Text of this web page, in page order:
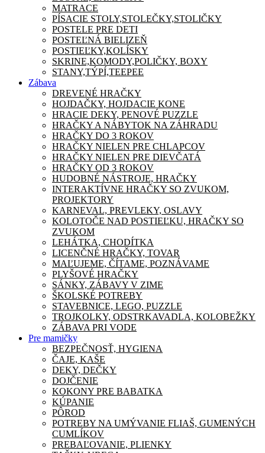
MATRACE
PÍSACIE STOLY,STOLEČKY,STOLIČKY
POSTELE PRE DETI
POSTEĽNÁ BIELIZEŇ
POSTIEĽKY,KOLÍSKY
SKRINE,KOMODY,POLIČKY, BOXY
STANY,TÝPÍ,TEEPEE
Zábava
DREVENÉ HRAČKY
HOJDAČKY, HOJDACIE KONE
HRACIE DEKY, PENOVÉ PUZZLE
HRAČKY A NÁBYTOK NA ZÁHRADU
HRAČKY DO 3 ROKOV
HRAČKY NIELEN PRE CHLAPCOV
HRAČKY NIELEN PRE DIEVČATÁ
HRAČKY OD 3 ROKOV
HUDOBNÉ NÁSTROJE, HRAČKY
INTERAKTÍVNE HRAČKY SO ZVUKOM,
PROJEKTORY
KARNEVAL, PREVLEKY, OSLAVY
KOLOTOČE NAD POSTIEĽKU, HRAČKY SO
ZVUKOM
LEHÁTKA, CHODÍTKA
LICENČNÉ HRAČKY, TOVAR
MAĽUJEME, ČÍTAME, POZNÁVAME
PLYŠOVÉ HRAČKY
SÁNKY, ZÁBAVY V ZIME
ŠKOLSKÉ POTREBY
STAVEBNICE, LEGO, PUZZLE
TROJKOLKY, ODSTRKAVADLA, KOLOBEŽKY
ZÁBAVA PRI VODE
Pre mamičky
BEZPEČNOSŤ, HYGIENA
ČAJE, KAŠE
DEKY, DEČKY
DOJČENIE
KOKONY PRE BABATKA
KÚPANIE
PÔROD
POTREBY NA UMÝVANIE FLIAŠ, GUMENÝCH
CUMLÍKOV
PREBAĽOVANIE, PLIENKY